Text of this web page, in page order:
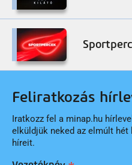
Feliratkozás
Iratkozz fel a minap.hu
elküldjük neked az elmúlt
híreit.